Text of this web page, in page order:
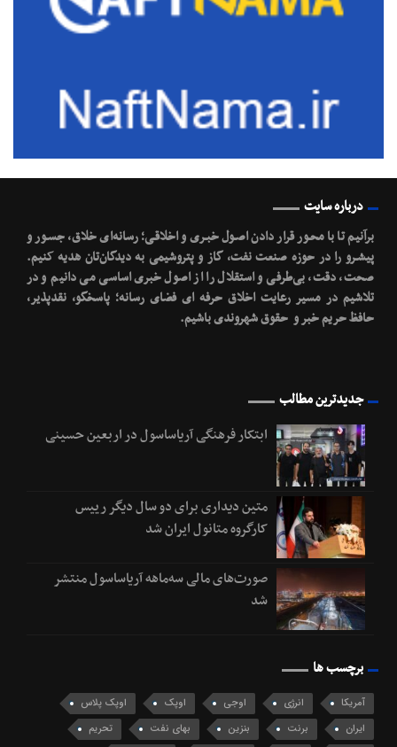
درباره سایت
برآنیم تا با محـور قرار دادن اصـول خبـری و اخلاقـی؛ رسانه‌ای خلاق، جسـور و
پیشـرو را در حوزه صنعت نفت، گاز و پتروشیمی به دیدگان‌تان هدیه کنیم.
صحت، دقت، بی‌طرفی و استقلال را از اصول خبری اساسی می دانیم و در
تلاشیم در مسیر رعایت اخلاق حرفه ای فضای رسانه؛ پاسخگو، نقدپذیر،
حافظ حریم خبر و حقوق شهروندی باشیم.
جدیدترین مطالب
ابتکار فرهنگی آریاساسول در اربعین حسینی
متین دیداری برای دو سال دیگر رییس
کارگروه متانول ایران شد
صورت‌های مالی سه‌ماهه آریاساسول منتشر
شد
برچسب ها
آمریکا انرژی اوجی اوپک
اوپک پلاس
ایران
برنت بنزین بهای نفت تحریم